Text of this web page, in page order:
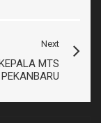
Next
MTS